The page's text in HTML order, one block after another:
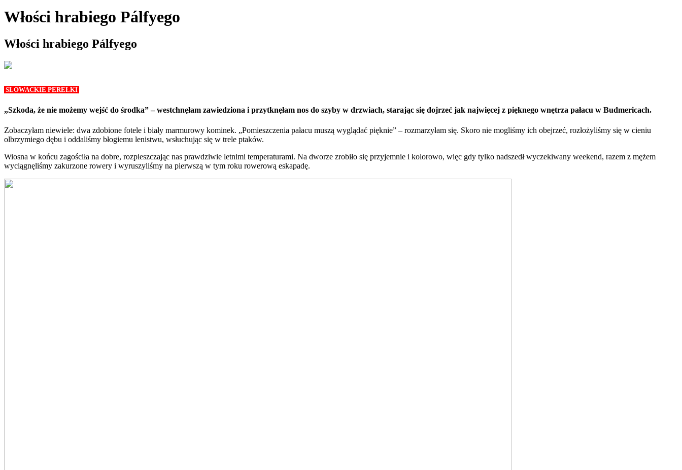
Włości hrabiego Pálfyego
Włości hrabiego Pálfyego
SŁOWACKIE PEREŁKI
„Szkoda, że nie możemy wejść do środka” – westchnęłam zawiedziona i przytknęłam nos do szyby w drzwiach, starając się dojrzeć jak najwięcej z pięknego wnętrza pałacu w Budmericach.
Zobaczyłam niewiele: dwa zdobione fotele i biały marmurowy kominek. „Pomieszczenia pałacu muszą wyglądać pięknie” – rozmarzyłam się. Skoro nie mogliśmy ich obejrzeć, rozłożyliśmy się w cieniu
olbrzymiego dębu i oddaliśmy błogiemu lenistwu, wsłuchując się w trele ptaków.
Wiosna w końcu zagościła na dobre, rozpieszczając nas prawdziwie letnimi temperaturami. Na dworze zrobiło się przyjemnie i kolorowo, więc gdy tylko nadszedł wyczekiwany weekend, razem z mężem
wyciągnęliśmy zakurzone rowery i wyruszyliśmy na pierwszą w tym roku rowerową eskapadę.